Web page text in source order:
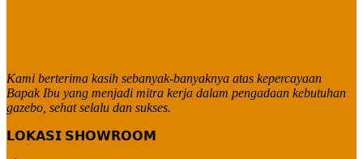
Kami berterima kasih sebanyak-banyaknya atas kepercayaan
Bapak Ibu yang menjadi mitra kerja dalam pengadaan kebutuhan
gazebo, sehat selalu dan sukses.
𝗟𝗢𝗞𝗔𝗦𝗜 𝗦𝗛𝗢𝗪𝗥𝗢𝗢𝗠